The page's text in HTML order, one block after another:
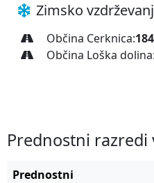
Novice
Obrazci
Zimsko
Občina Cerknica:
Občina Loška dolina:
Prednostni razredi
Prednostni